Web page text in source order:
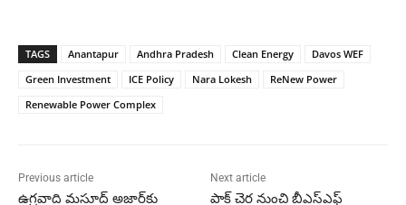
TAGS Anantapur Andhra Pradesh Clean Energy
Davos WEF
Green Investment
ICE Policy Nara Lokesh
ReNew Power
Renewable Power Complex
Previous article
ఉగ్రవాది మసూద్ అజార్‌కు
Next article
పాక్ చెర నుంచి బీఎస్ఎఫ్